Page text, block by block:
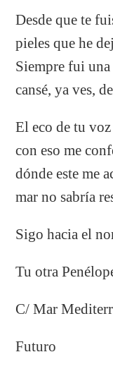
Desde que te
pieles que he
Siempre fui
cansé, ya ves,
El eco de tu
con eso me
dónde este me
mar no sabría
Sigo hacia el
Tu otra
C/ Mar
Futuro